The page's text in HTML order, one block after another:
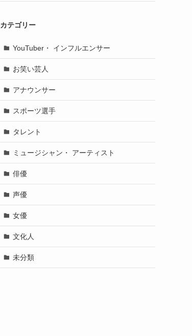
カテゴリー
YouTuber・ インフルエンサー
お笑い芸人
アナウンサー
スポーツ選手
タレント
ミュージシャン・ アーティスト
俳優
声優
女優
文化人
未分類